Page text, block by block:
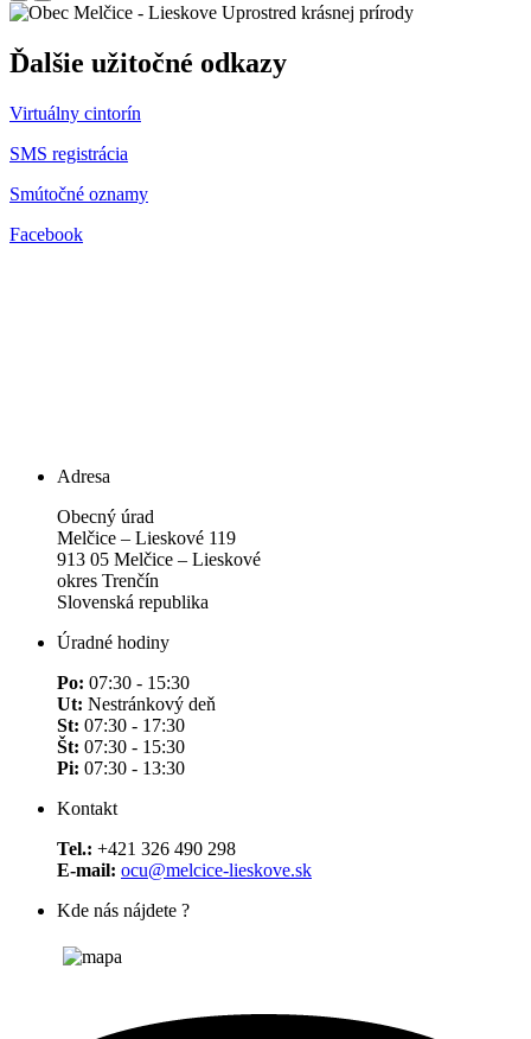
Uprostred krásnej prírody
Ďalšie užitočné odkazy
Virtuálny cintorín
SMS registrácia
Smútočné oznamy
Facebook
Adresa
Obecný úrad
Melčice – Lieskové 119
913 05 Melčice – Lieskové
okres Trenčín
Slovenská republika
Úradné hodiny
Po: 07:30 - 15:30
Ut: Nestránkový deň
St: 07:30 - 17:30
Št: 07:30 - 15:30
Pi: 07:30 - 13:30
Kontakt
Tel.: +421 326 490 298
E-mail: ocu@melcice-lieskove.sk
Kde nás nájdete ?